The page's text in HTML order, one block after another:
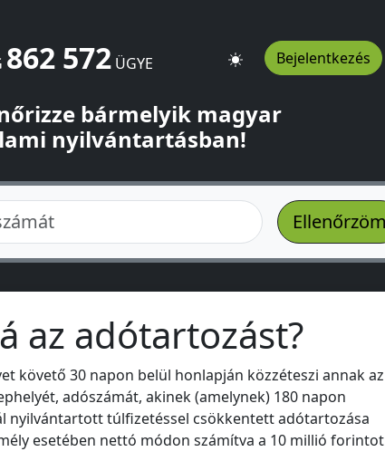
862 572ÜGYE Bejelentkezés
bármelyik magyar
nyilvántartásban!
az adótartozást?
követő 30 napon belül honlapján közzéteszi annak az
adószámát, akinek (amelynek) 180 napon
nyilvántartott túlfizetéssel csökkentett adótartozása
esetében nettó módon számítva a 10 millió forintot